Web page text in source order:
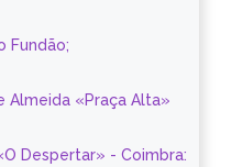
Fundão;
Almeida «Praça Alta»
Despertar» - Coimbra: